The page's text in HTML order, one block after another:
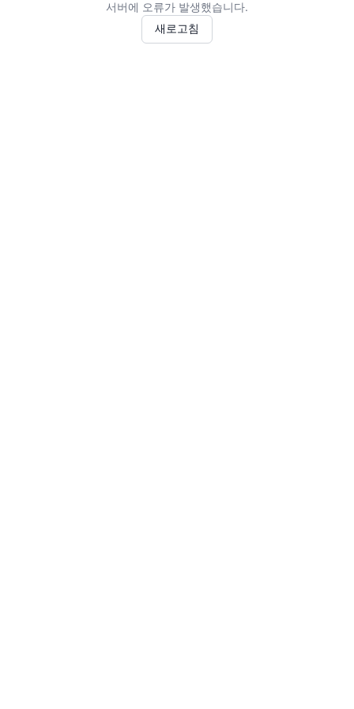
서버에 오류가 발생했습니다.
새로고침